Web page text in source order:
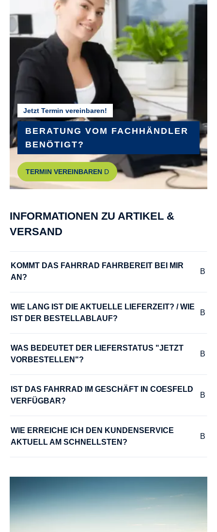
Jetzt Termin vereinbaren!
BERATUNG VOM FACHHÄNDLER
BENÖTIGT?
TERMIN VEREINBAREN
INFORMATIONEN ZU ARTIKEL &
VERSAND
KOMMT DAS FAHRRAD FAHRBEREIT BEI MIR
AN?
WIE LANG IST DIE AKTUELLE LIEFERZEIT? / WIE
IST DER BESTELLABLAUF?
WAS BEDEUTET DER LIEFERSTATUS "JETZT
VORBESTELLEN"?
IST DAS FAHRRAD IM GESCHÄFT IN COESFELD
VERFÜGBAR?
WIE ERREICHE ICH DEN KUNDENSERVICE
AKTUELL AM SCHNELLSTEN?